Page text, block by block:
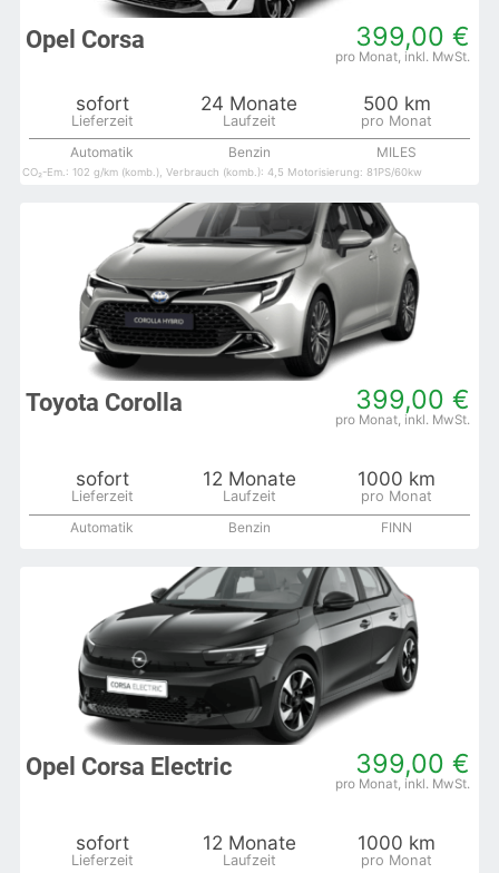
399,00 €
Opel Corsa
sofort 24 Monate 500 km
Automatik Benzin MILES
CO₂-Em.: 102 g/km (komb.), Verbrauch (komb.): 4,5 Motorisierung: 81PS/60kw
399,00 €
Toyota Corolla
sofort 12 Monate 1000 km
Automatik Benzin FINN
399,00 €
Opel Corsa Electric
sofort 12 Monate 1000 km